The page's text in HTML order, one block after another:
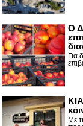
Ο
Για
Με